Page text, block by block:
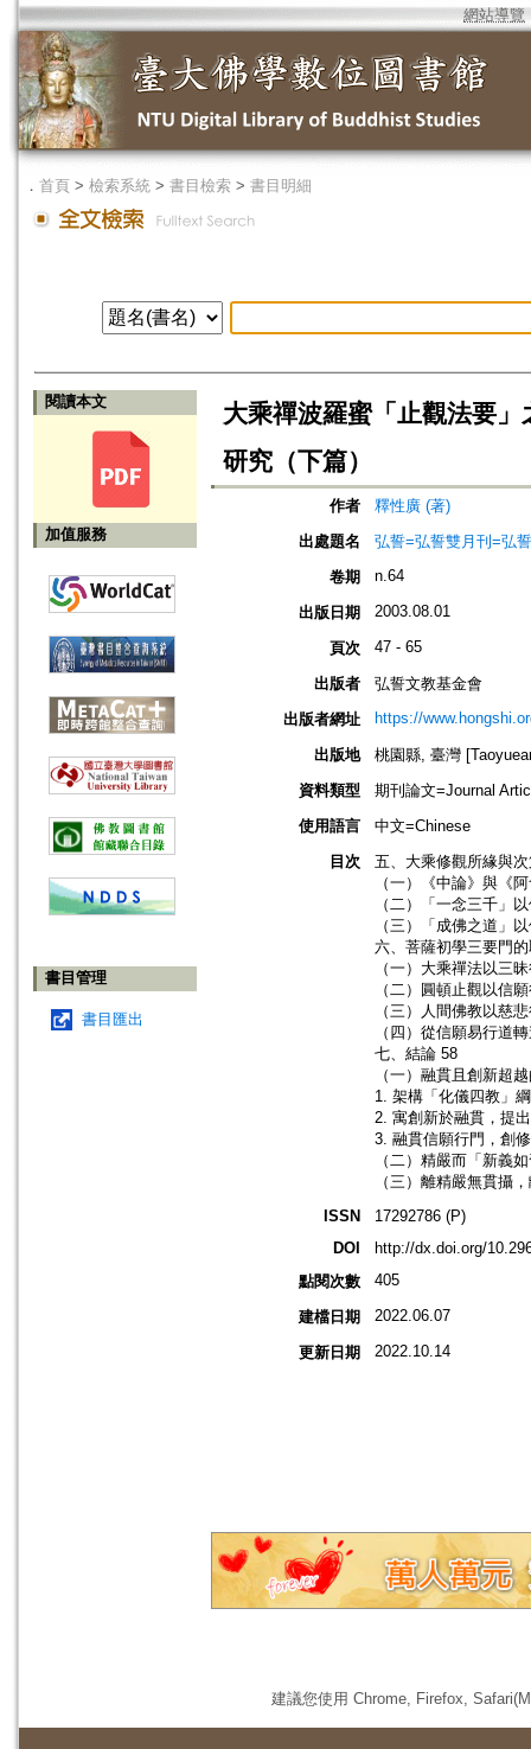
網站導覽
． 首頁 > 檢索系統 > 書目檢索 > 書目明細
閱讀本文
加值服務
書目管理
書目匯出
大乘禪波羅蜜「止觀法要
研究（下篇）
作者
釋性廣 (著)
出處題名
弘誓=弘誓雙月刊=弘
卷期
n.64
出版日期 2003.08.01
頁次 47 - 65
出版者
弘誓文教基金會
出版者網址
https://
出版地
桃園縣, 臺灣
資料類型
期刊論文=Journal
使用語言
中文=Chinese
目次
五、大乘修觀所緣與
（一）《中論》與《
（二）「一念三千」
（三）「成佛之道」
六、菩薩初學三要門
（一）大乘禪法以三
（二）圓頓止觀以信
（三）人間佛教以慈
（四）從信願易行道
七、結論 58
（一）融貫且創新超
1. 架構「化儀四教」
2. 寓創新於融貫，提
3. 融貫信願行門，創
（二）精嚴而「新義
（三）離精嚴無貫攝
ISSN
17292786 (P)
DOI
http://dx.doi.org/
點閱次數
405
建檔日期 2022.06.07
更新日期 2022.10.14
建議您使用 Chrome, Firefox,